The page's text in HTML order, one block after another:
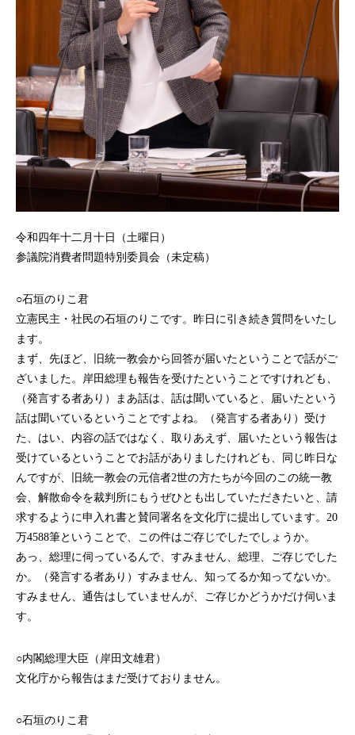
令和四年十二月十日（土曜日）
参議院消費者問題特別委員会（未定稿）
○石垣のりこ君
立憲民主・社民の石垣のりこです。昨日に引き続き質問をいたし
ます。
まず、先ほど、旧統一教会から回答が届いたということで話がご
ざいました。岸田総理も報告を受けたということですけれども、
（発言する者あり）まあ話は、話は聞いていると、届いたという
話は聞いているということですよね。（発言する者あり）受け
た、はい、内容の話ではなく、取りあえず、届いたという報告は
受けているということでお話がありましたけれども、同じ昨日な
んですが、旧統一教会の元信者2世の方たちが今回のこの統一教
会、解散命令を裁判所にもうぜひとも出していただきたいと、請
求するように申入れ書と賛同署名を文化庁に提出しています。20
万4588筆ということで、この件はご存じでしたでしょうか。
あっ、総理に伺っているんで、すみません、総理、ご存じでした
か。（発言する者あり）すみません、知ってるか知ってないか。
すみません、通告はしていませんが、ご存じかどうかだけ伺いま
す。
○内閣総理大臣（岸田文雄君）
文化庁から報告はまだ受けておりません。
○石垣のりこ君